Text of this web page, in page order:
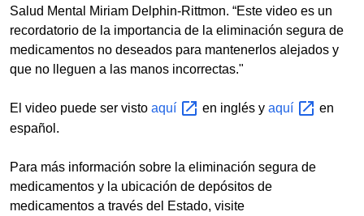
Salud Mental Miriam Delphin-Rittmon. “Este video es un
recordatorio de la importancia de la eliminación segura de
medicamentos no deseados para mantenerlos alejados y
que no lleguen a las manos incorrectas."
El video puede ser visto aquí en inglés y aquí
en
español.
Para más información sobre la eliminación segura de
medicamentos y la ubicación de depósitos de
medicamentos a través del Estado, visite